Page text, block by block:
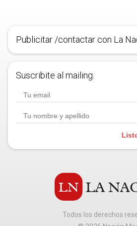
Publicitar /contactar con La
Suscribite al mailing.
Todos los derechos